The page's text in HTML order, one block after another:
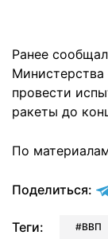
Ранее
провести
ракеты до
По
Поделиться:
Теги: ВВП